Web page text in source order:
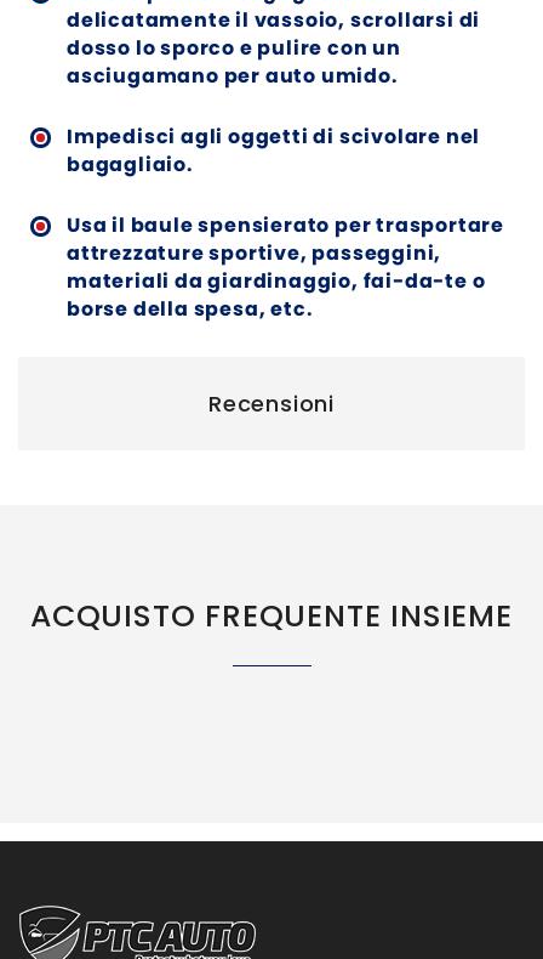
delicatamente il vassoio, scrollarsi di
dosso lo sporco e pulire con un
asciugamano per auto umido.
Impedisci agli oggetti di scivolare nel
bagagliaio.
Usa il baule spensierato per trasportare
attrezzature sportive, passeggini,
materiali da giardinaggio, fai-da-te o
borse della spesa, etc.
Recensioni
ACQUISTO FREQUENTE INSIEME